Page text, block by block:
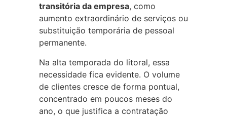
transitória da empresa, como
aumento extraordinário de serviços ou
substituição temporária de pessoal
permanente.
Na alta temporada do litoral, essa
necessidade fica evidente. O volume
de clientes cresce de forma pontual,
concentrado em poucos meses do
ano, o que justifica a contratação